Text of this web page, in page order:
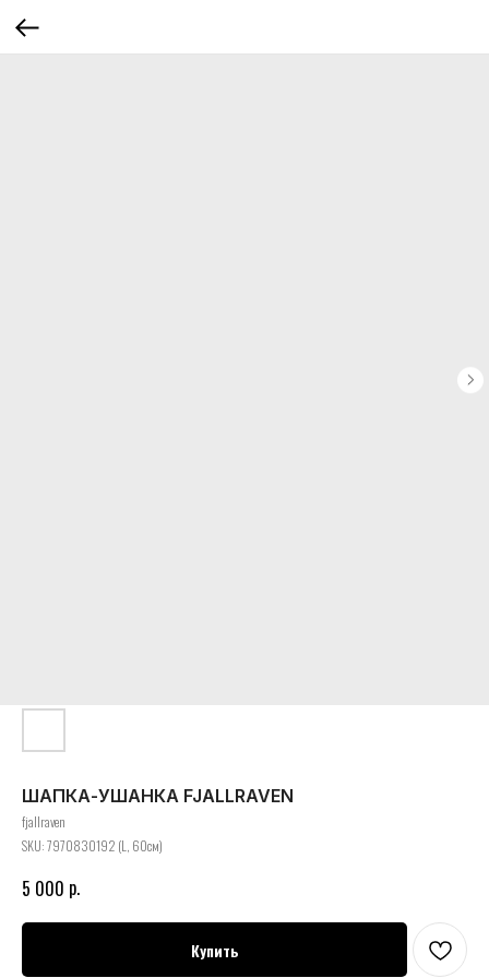
ШАПКА-УШАНКА FJALLRAVEN
fjallraven
SKU:7970830192 (L, 60см)
5 000 р.
Купить